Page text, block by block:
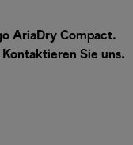
AriaDry Compact.
Kontaktieren Sie uns.